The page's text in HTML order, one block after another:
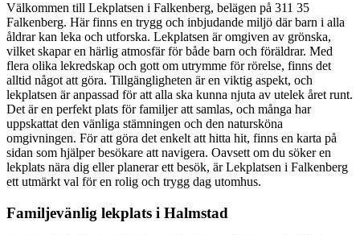
Välkommen till Lekplatsen i Falkenberg, belägen på 311 35
Falkenberg. Här finns en trygg och inbjudande miljö där barn i alla
åldrar kan leka och utforska. Lekplatsen är omgiven av grönska,
vilket skapar en härlig atmosfär för både barn och föräldrar. Med
flera olika lekredskap och gott om utrymme för rörelse, finns det
alltid något att göra. Tillgängligheten är en viktig aspekt, och
lekplatsen är anpassad för att alla ska kunna njuta av utelek året runt.
Det är en perfekt plats för familjer att samlas, och många har
uppskattat den vänliga stämningen och den natursköna
omgivningen. För att göra det enkelt att hitta hit, finns en karta på
sidan som hjälper besökare att navigera. Oavsett om du söker en
lekplats nära dig eller planerar ett besök, är Lekplatsen i Falkenberg
ett utmärkt val för en rolig och trygg dag utomhus.
Familjevänlig lekplats i Halmstad